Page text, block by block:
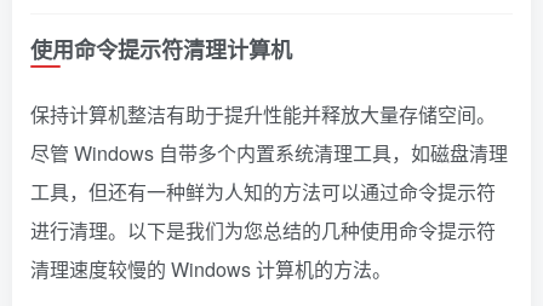
使用命令提示符清理计算机
保持计算机整洁有助于提升性能并释放大量存储空间。
尽管 Windows 自带多个内置系统清理工具，如磁盘清理
工具，但还有一种鲜为人知的方法可以通过命令提示符
进行清理。以下是我们为您总结的几种使用命令提示符
清理速度较慢的 Windows 计算机的方法。